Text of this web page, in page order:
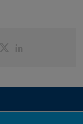
PartagerPartager